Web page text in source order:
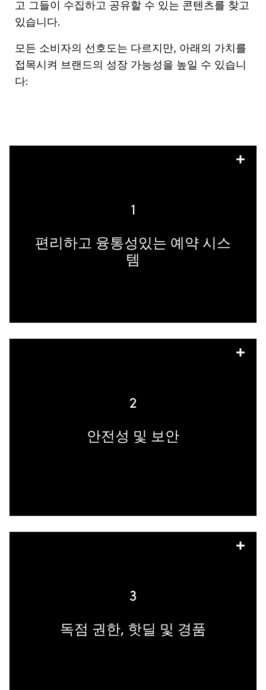
고 그들이 수집하고 공유할 수 있는 콘텐츠를 찾고
있습니다.
모든 소비자의 선호도는 다르지만, 아래의 가치를
접목시켜 브랜드의 성장 가능성을 높일 수 있습니
다:
1
편리하고 융통성있는 예약 시스
템
입니다. 인플루언서는 브랜드와 함께 일하
기 쉽다는 점을 홍보하여 의심이나 마찰을
2
안전성 및 보안
드가 마련한 안전, 위생 및 보안 수칙을 인
플루언서와 협력하여 홍보하세요. 예를 들
공연과 같은 라이브 경험에는 더 많은 소독
3
독점 권한, 핫딜 및 경품
합니다. 경쟁사보다 먼저 행동하고 메시지
를 공유하여 특별 권한을 얻으세요. 일부 팬
다. 프로모션 코드와 얼리버드 티켓 및 콘테